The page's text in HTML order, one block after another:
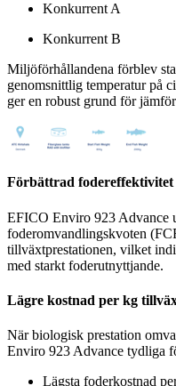
Konkurrent A
Konkurrent B
Miljöförhållandena förblev
genomsnittlig temperatur på
ger en robust grund för
Förbättrad fodereffektivitet
EFICO Enviro 923 Advance
foderomvandlingskvoten
tillväxtprestationen, vilket
med starkt foderutnyttjande.
Lägre kostnad per kg
När biologisk prestation
Enviro 923 Advance tydliga
Lägsta foderkostnad